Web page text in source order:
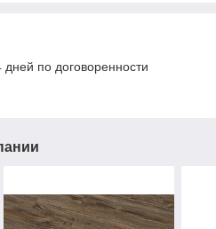
дней по договоренности